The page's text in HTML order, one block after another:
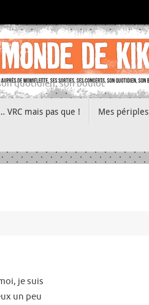
quotidien, son boulot
VRC mais pas que ! Mes périples
je suis
un peu